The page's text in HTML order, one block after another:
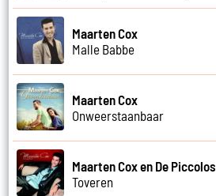
Maarten Cox
Malle Babbe
Maarten Cox
Onweerstaanbaar
Maarten Cox en De Piccolos
Toveren